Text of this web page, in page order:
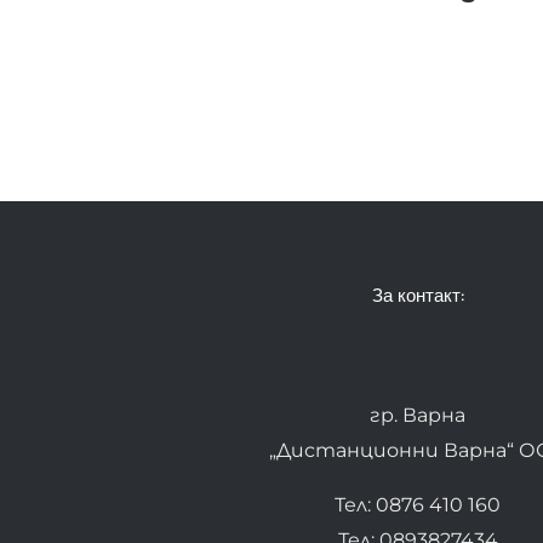
За контакт:
гр. Варна
„Дистанционни Варна“
Тел: 0876 410 160